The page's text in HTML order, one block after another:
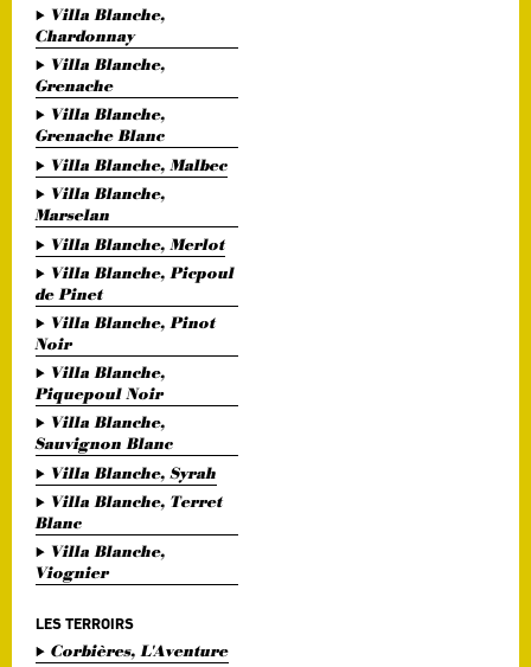
Villa Blanche,
Chardonnay
Villa Blanche,
Grenache
Villa Blanche,
Grenache Blanc
Villa Blanche, Malbec
Villa Blanche,
Marselan
Villa Blanche, Merlot
Villa Blanche, Picpoul
de Pinet
Villa Blanche, Pinot
Noir
Villa Blanche,
Piquepoul Noir
Villa Blanche,
Sauvignon Blanc
Villa Blanche, Syrah
Villa Blanche, Terret
Blanc
Villa Blanche,
Viognier
LES TERROIRS
Corbières, L'Aventure